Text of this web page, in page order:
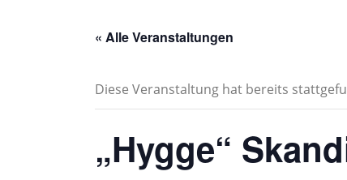
« Alle Veranstaltungen
Diese Veranstaltung hat bereits
„Hygge“